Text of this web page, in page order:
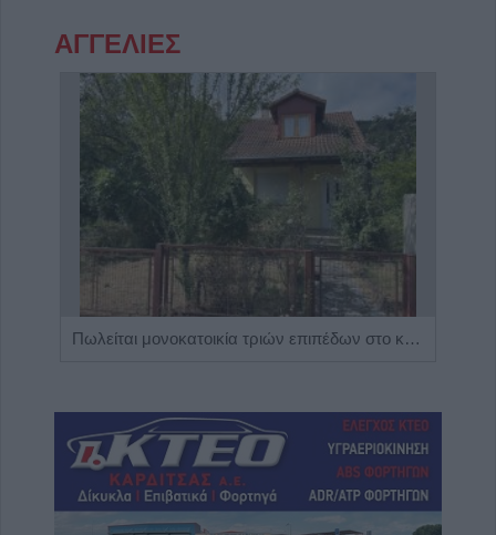
ΑΓΓΕΛΙΕΣ
Πωλείται μονοκατοικία τριών επιπέδων στο καταπράσινο Πευκόφυτο Καρδίτσας